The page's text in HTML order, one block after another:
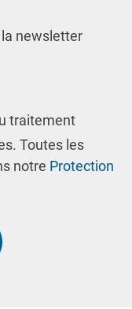
la newsletter
traitement
Toutes les
notre Protection